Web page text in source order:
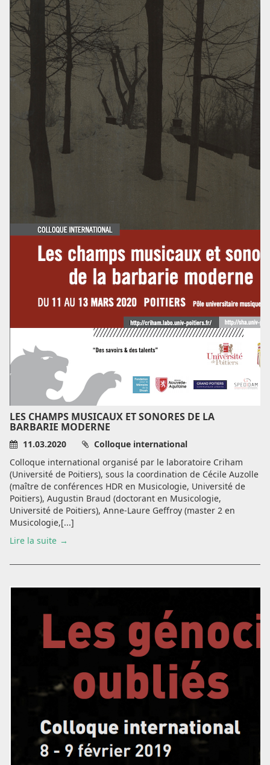
LES CHAMPS MUSICAUX ET SONORES DE LA
BARBARIE MODERNE
11.03.2020
Colloque international
Colloque international organisé par le laboratoire Criham
(Université de Poitiers), sous la coordination de Cécile Auzolle
(maître de conférences HDR en Musicologie, Université de
Poitiers), Augustin Braud (doctorant en Musicologie,
Université de Poitiers), Anne-Laure Geffroy (master 2 en
Musicologie,[...]
Lire la suite